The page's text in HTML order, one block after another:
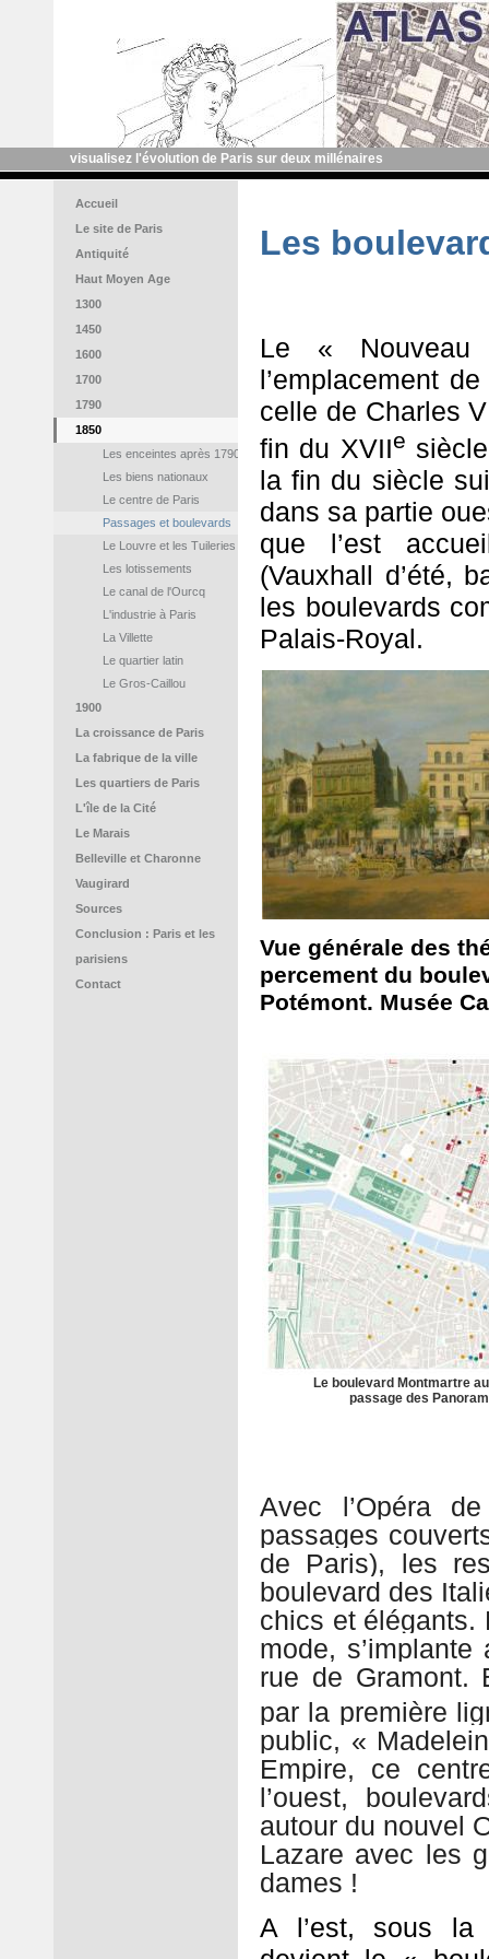
visualisez l'évolution de Paris sur deux millénaires
Accueil
Le site de Paris
Antiquité
Haut Moyen Age
1300
1450
1600
1700
1790
1850
Les enceintes après 1790
Les biens nationaux
Le centre de Paris
Passages et boulevards
Le Louvre et les Tuileries
Les lotissements
Le canal de l'Ourcq
L'industrie à Paris
La Villette
Le quartier latin
Le Gros-Caillou
1900
La croissance de Paris
La fabrique de la ville
Les quartiers de Paris
L'île de la Cité
Le Marais
Belleville et Charonne
Vaugirard
Sources
Conclusion : Paris et les
parisiens
Contact
Les
Le «
l’emplacement
celle de Charles
fin du XVIIe
la fin du siècle
dans sa partie
que l’est
(Vauxhall d’été,
les boulevards
Palais-Royal.
Vue générale des
percement du
Potémont. Musée
Le boulevard Montmartre
passage des
Avec l’Opéra
passages
de Paris), les
boulevard des
chics et élégants.
mode,
rue de Gramont.
par la première
public, «
Empire, ce
l’ouest,
autour du nouvel
Lazare avec les
dames !
A l’est, sous la